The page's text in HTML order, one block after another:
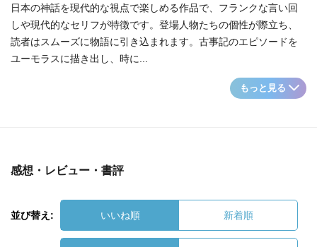
日本の神話を現代的な視点で楽しめる作品で、フランクな言い回
しや現代的なセリフが特徴です。登場人物たちの個性が際立ち、
読者はスムーズに物語に引き込まれます。古事記のエピソードを
ユーモラスに描き出し、時に...
もっと見る
感想・レビュー・書評
並び替え: いいね順 新着順